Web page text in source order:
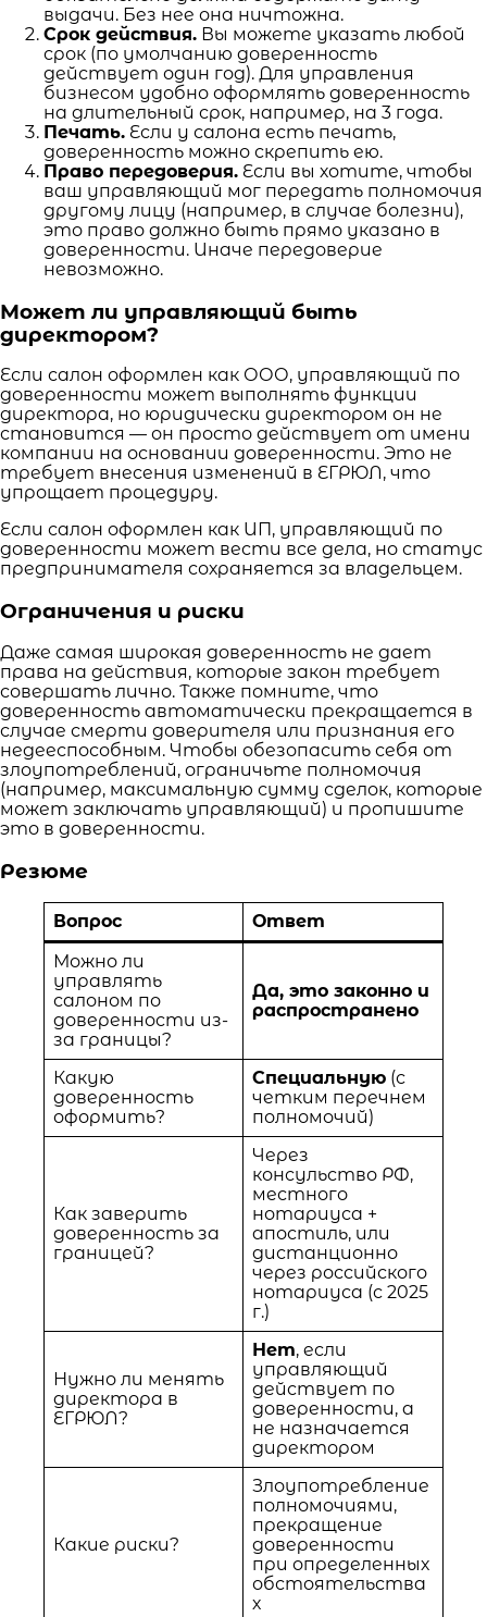
выдачи. Без нее она ничтожна.
Срок действия. Вы можете указать любой
срок (по умолчанию доверенность
действует один год). Для управления
бизнесом удобно оформлять доверенность
на длительный срок, например, на 3 года.
Печать. Если у салона есть печать,
доверенность можно скрепить ею.
Право передоверия. Если вы хотите, чтобы
ваш управляющий мог передать полномочия
другому лицу (например, в случае болезни),
это право должно быть прямо указано в
доверенности. Иначе передоверие
невозможно.
Может ли управляющий быть
директором?
Если салон оформлен как ООО, управляющий по
доверенности может выполнять функции
директора, но юридически директором он не
становится — он просто действует от имени
компании на основании доверенности. Это не
требует внесения изменений в ЕГРЮЛ, что
упрощает процедуру.
Если салон оформлен как ИП, управляющий по
доверенности может вести все дела, но статус
предпринимателя сохраняется за владельцем.
Ограничения и риски
Даже самая широкая доверенность не дает
права на действия, которые закон требует
совершать лично. Также помните, что
доверенность автоматически прекращается в
случае смерти доверителя или признания его
недееспособным. Чтобы обезопасить себя от
злоупотреблений, ограничьте полномочия
(например, максимальную сумму сделок, которые
может заключать управляющий) и пропишите
это в доверенности.
Резюме
Вопрос
Ответ
Можно ли
управлять
салоном по
доверенности из-
за границы?
Да, это законно и
распространено
Какую
доверенность
оформить?
Специальную (с
четким перечнем
полномочий)
Как заверить
доверенность за
границей?
Через
консульство РФ,
местного
нотариуса +
апостиль, или
дистанционно
через российского
нотариуса (с 2025
г.)
Нужно ли менять
директора в
ЕГРЮЛ?
Нет, если
управляющий
действует по
доверенности, а
не назначается
директором
Какие риски?
Злоупотребление
полномочиями,
прекращение
доверенности
при определенных
обстоятельства
х